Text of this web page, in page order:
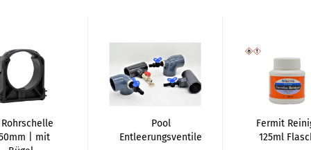
Rohrschelle
| mit
Pool
Entleerungsventile
Fermit
125ml